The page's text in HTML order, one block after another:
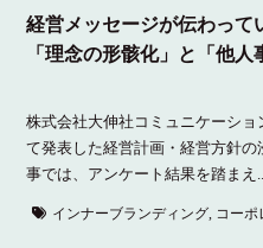
経営メッセージが伝わって
「理念の形骸化」と「他人
株式会社大伸社コミュニケーシ
て発表した経営計画・経営方針
事では、アンケート結果を踏まえ...
インナーブランディング コー